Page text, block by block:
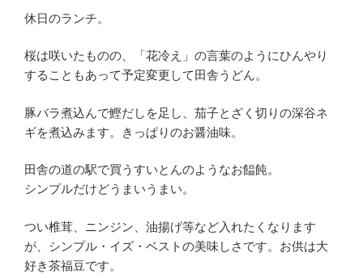
休日のランチ。
桜は咲いたものの、「花冷え」の言葉のようにひんやり
することもあって予定変更して田舎うどん。
豚バラ煮込んで鰹だしを足し、茄子とざく切りの深谷ネ
ギを煮込みます。きっぱりのお醤油味。
田舎の道の駅で買うすいとんのようなお饂飩。
シンプルだけどうまいうまい。
つい椎茸、ニンジン、油揚げ等など入れたくなります
が、シンプル・イズ・ベストの美味しさです。お供は大
好き茶福豆です。